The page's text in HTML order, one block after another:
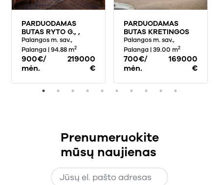
PARDUODAMAS
BUTAS RYTO G., ,
PALANGOJE, 94.88
KV.M PLOTO
Palangos m. sav.,
Palanga | 94.88 m2
900€/
mėn.
219000
€
PARDUODAMAS
BUTAS KRETINGOS
G., , PALANGOJE, 39
KV.M PLOTO
Palangos m. sav.,
Palanga | 39.00 m2
700€/
mėn.
169000
€
Prenumeruokite
mūsų naujienas